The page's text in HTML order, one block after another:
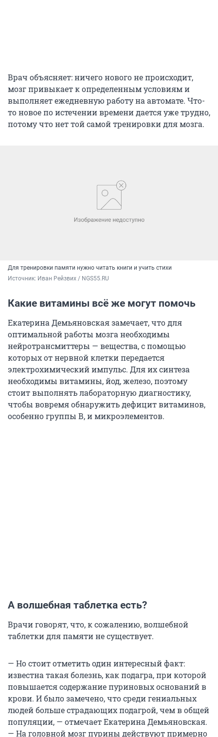
Врач объясняет: ничего нового не происходит,
мозг привыкает к определенным условиям и
выполняет ежедневную работу на автомате. Что-
то новое по истечении времени дается уже трудно,
потому что нет той самой тренировки для мозга.
Для тренировки памяти нужно читать книги и учить стихи
Источник: Иван Рейзвих / NGS55.RU
Какие витамины всё же могут помочь
Екатерина Демьяновская замечает, что для
оптимальной работы мозга необходимы
нейротрансмиттеры — вещества, с помощью
которых от нервной клетки передается
электрохимический импульс. Для их синтеза
необходимы витамины, йод, железо, поэтому
стоит выполнять лабораторную диагностику,
чтобы вовремя обнаружить дефицит витаминов,
особенно группы В, и микроэлементов.
А волшебная таблетка есть?
Врачи говорят, что, к сожалению, волшебной
таблетки для памяти не существует.
— Но стоит отметить один интересный факт:
известна такая болезнь, как подагра, при которой
повышается содержание пуриновых оснований в
крови. И было замечено, что среди гениальных
людей больше страдающих подагрой, чем в общей
популяции, — отмечает Екатерина Демьяновская.
— На головной мозг пурины действуют примерно